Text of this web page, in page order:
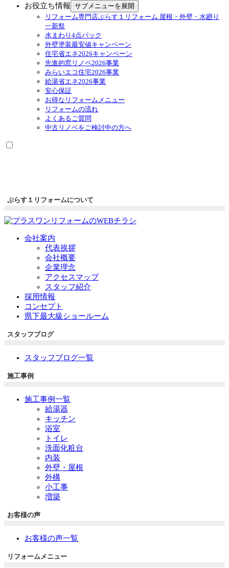
お役立ち情報 サブメニューを展開
リフォーム専門店ぷらす１リフォーム 屋根・外壁・水廻り
一新祭
水まわり4点パック
外壁塗装最安値キャンペーン
住宅省エネ2026キャンペーン
先進的窓リノベ2026事業
みらいエコ住宅2026事業
給湯省エネ2026事業
安心保証
お得なリフォームメニュー
リフォームの流れ
よくあるご質問
中古リノベをご検討中の方へ
ぷらす１リフォームについて
会社案内
代表挨拶
会社概要
企業理念
アクセスマップ
スタッフ紹介
採用情報
コンセプト
県下最大級ショールーム
スタッフブログ
スタッフブログ一覧
施工事例
施工事例一覧
給湯器
キッチン
浴室
トイレ
洗面化粧台
内装
外壁・屋根
外構
小工事
増築
お客様の声
お客様の声一覧
リフォームメニュー